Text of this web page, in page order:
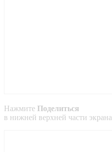
Нажмите Поделиться
в нижней верхней части экрана